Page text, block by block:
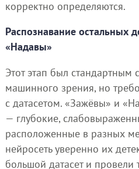
корректно определяются.
Распознавание остальных
«Надавы»
Этот этап был стандартным
машинного зрения, но
с датасетом. «Зажёвы» и
— глубокие,
расположенные в разных
нейросеть уверенно их
большой датасет и провели